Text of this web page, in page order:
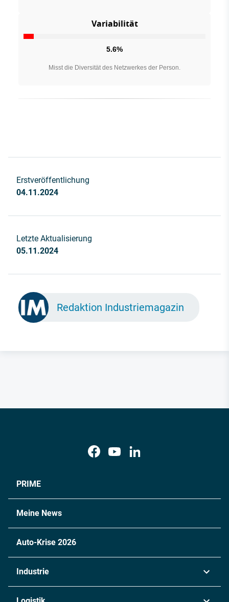
Variabilität
5.6%
Misst die Diversität des Netzwerkes der Person.
Erstveröffentlichung
04.11.2024
Letzte Aktualisierung
05.11.2024
Redaktion Industriemagazin
PRIME
Meine News
Auto-Krise 2026
Industrie